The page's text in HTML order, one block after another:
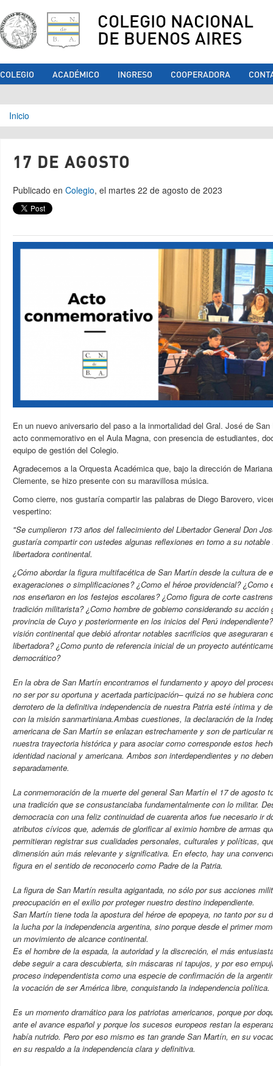
COLEGIO NACIONAL
DE BUENOS AIRES
COLEGIO ACADÉMICO INGRESO COOPERADORA
Se encuentra usted aquí
Inicio
17 DE AGOSTO
Publicado en Colegio, el martes 22 de agosto de 2023
En un nuevo aniversario del paso a la inmortalidad del Gral. José de
acto conmemorativo en el Aula Magna, con presencia de estudiantes,
equipo de gestión del Colegio.
Agradecemos a la Orquesta Académica que, bajo la dirección de
Clemente, se hizo presente con su maravillosa música.
Como cierre, nos gustaría compartir las palabras de Diego Barovero,
vespertino:
"Se cumplieron 173 años del fallecimiento del Libertador General Don
gustaría compartir con ustedes algunas reflexiones en torno a su
libertadora continental.
¿Cómo abordar la figura multifacética de San Martín desde la cultura de
exageraciones o simplificaciones? ¿Como el héroe providencial? ¿Como
nos enseñaron en los festejos escolares? ¿Como figura de corte
tradición militarista? ¿Como hombre de gobierno considerando su acción
provincia de Cuyo y posteriormente en los inicios del Perú
visión continental que debió afrontar notables sacrificios que aseguraran
libertadora? ¿Como punto de referencia inicial de un proyecto
democrático?
En la obra de San Martín encontramos el fundamento y apoyo del
no ser por su oportuna y acertada participación– quizá no se hubiera
derrotero de la definitiva independencia de nuestra Patria esté íntima y
con la misión sanmartiniana.Ambas cuestiones, la declaración de la
americana de San Martín se enlazan estrechamente y son de particular
nuestra trayectoria histórica y para asociar como corresponde estos
identidad nacional y americana. Ambos son interdependientes y no
separadamente.
La conmemoración de la muerte del general San Martín el 17 de agosto
una tradición que se consustanciaba fundamentalmente con lo militar.
democracia con una feliz continuidad de cuarenta años fue necesario ir
atributos cívicos que, además de glorificar al eximio hombre de armas
permitieran registrar sus cualidades personales, culturales y políticas,
dimensión aún más relevante y significativa. En efecto, hay una
figura en el sentido de reconocerlo como Padre de la Patria.
La figura de San Martín resulta agigantada, no sólo por sus acciones
preocupación en el exilio por proteger nuestro destino independiente.
San Martín tiene toda la apostura del héroe de epopeya, no tanto por su
la lucha por la independencia argentina, sino porque desde el primer
un movimiento de alcance continental.
Es el hombre de la espada, la autoridad y la discreción, el más
debe seguir a cara descubierta, sin máscaras ni tapujos, y por eso
proceso independentista como una especie de confirmación de la
la vocación de ser América libre, conquistando la independencia política.
Es un momento dramático para los patriotas americanos, porque por
ante el avance español y porque los sucesos europeos restan la
había nutrido. Pero por eso mismo es tan grande San Martín, en su
en su respaldo a la independencia clara y definitiva.